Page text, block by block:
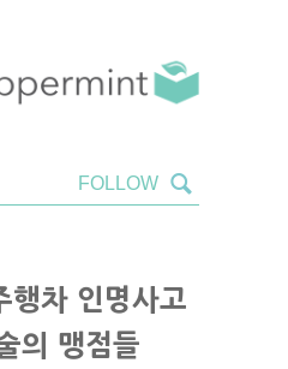
행차 인명사고
의 맹점들